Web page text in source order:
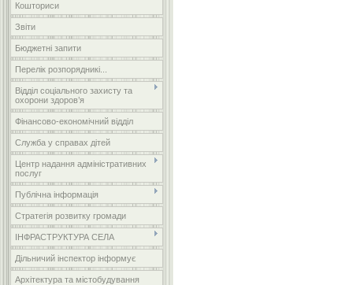
Кошториси
Звіти
Бюджетні запити
Перелік розпорядникі...
Відділ соціального захисту та
охорони здоров’я
Фінансово-економічний відділ
Служба у справах дітей
Центр надання адміністративних
послуг
Публічна інформація
Стратегія розвитку громади
ІНФРАСТРУКТУРА СЕЛА
Дільничий інспектор інформує
Архітектура та містобудування